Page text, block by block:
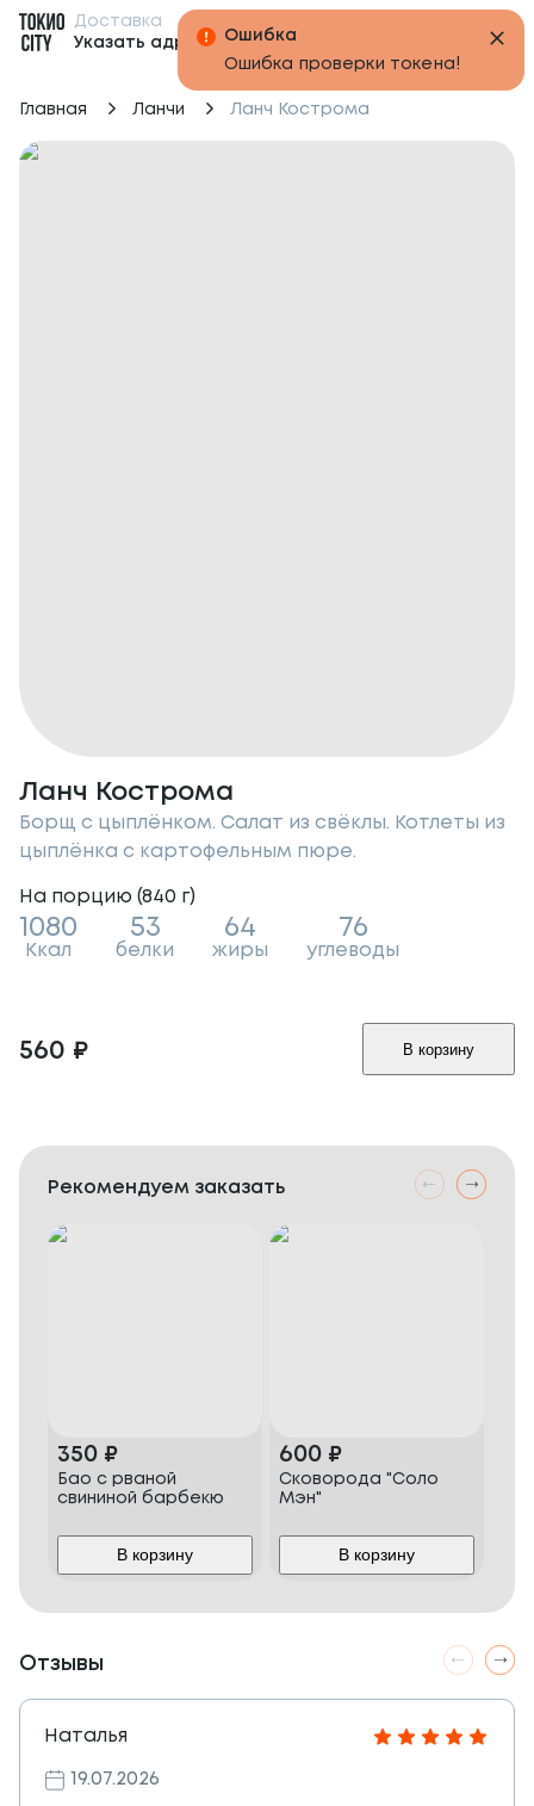
Доставка
Указать адрес
Главная Ланчи Ланч Кострома
Ланч Кострома
Борщ с цыплёнком. Салат из свёклы. Котлеты из
цыплёнка с картофельным пюре.
На порцию (840 г)
1080
Ккал
53
белки
64
жиры
76
углеводы
560 ₽ В корзину
Рекомендуем заказать
350 ₽
Бао с рваной
свининой барбекю
В корзину
600 ₽
Сковорода "Соло
Мэн"
В корзину
Отзывы
Наталья
19.07.2026